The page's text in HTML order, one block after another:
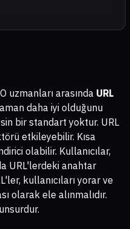
uzmanları arasında URL
daha iyi olduğunu
bir standart yoktur. URL
etkileyebilir. Kısa
olabilir. Kullanıcılar,
URL'lerdeki anahtar
kullanıcıları yorar ve
olarak ele alınmalıdır.